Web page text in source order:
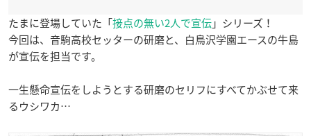
たまに登場していた「接点の無い2人で宣伝」シリーズ！
今回は、音駒高校セッターの研磨と、白鳥沢学園エースの牛島
が宣伝を担当です。
一生懸命宣伝をしようとする研磨のセリフにすべてかぶせて来
るウシワカ…